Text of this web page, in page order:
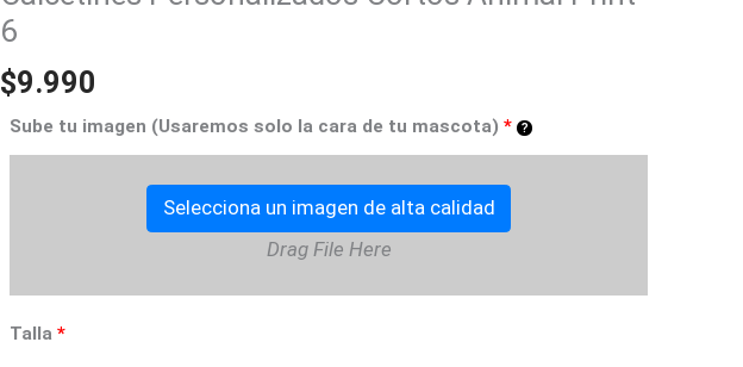
6
$9.990
Sube tu imagen (Usaremos solo la cara de tu mascota) *
Selecciona un imagen de alta calidad
Drag File Here
Talla *
Personalizados
Animal
Print
6